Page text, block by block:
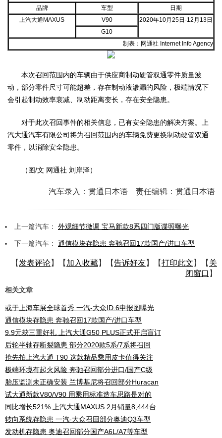
品牌
车型
日期
上汽大通MAXUS
V90
2020年10月25日-12月13日
G10
制表：网通社 Internet Info Agency
本次召回范围内的车辆由于供应商制动硬管双通零件质量波
动，部分零件尺寸可能超差，存在制动液渗漏的风险，极端情况下
会引起制动效率衰减、制动距离变长，存在安全隐患。
对于此次召回事件的相关信息，已有安全隐患的解决方案。上
汽大通汽车有限公司将为召回范围内的车辆免费更换制动硬管双通
零件，以消除安全隐患。
（图/文 网通社 刘岸泽）
汽车录入：贯通日本语 责任编辑：贯通日本语
上一篇汽车： 外观细节微调 宝马新款8系四门版谍照曝光
下一篇汽车： 通信模块存隐患 奔驰召回17款国产/进口车型
【 发表评论】【 加入收藏】【告诉好友】【打印此文 】【 关
闭窗口 】
相关文章
或于上海车展全球首秀 一汽-大众ID.6申报图曝光
通信模块存隐患 奔驰召回17款国产/进口车型
9.9元获三重好礼 上汽大通G50 PLUS正式开启盲订
后轮半轴存断裂隐患 部分2020款5系/7系将召回
抢先拍上汽大通 T90 这款精品乘用皮卡值得关注
极端环境有起火风险 奔驰召回部分进口/国产C级
胎压监测未正确安装 兰博基尼将召回部分Huracan
试大通新款V80/V90 用乘用标准造车思路是对的
同比增长521% 上汽大通MAXUS 2月销量8,444台
转向系统存隐患 一汽-大众召回部分奥迪Q3车型
发动机存隐患 奥迪召回部分国产A6L/A7等车型